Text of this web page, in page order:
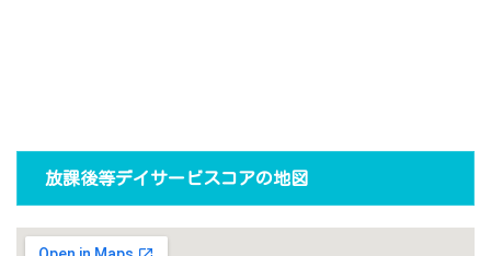
放課後等デイサービスコアの地図